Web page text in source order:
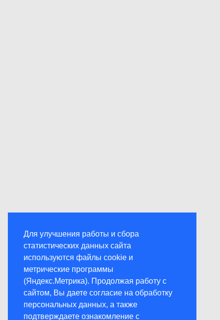
Для улучшения работы и сбора
статистических данных сайта
используются файлы cookie и
метрические программы
(Яндекс.Метрика). Продолжая работу с
сайтом, Вы даете согласие на обработку
персональных данных, а также
подтверждаете ознакомление с